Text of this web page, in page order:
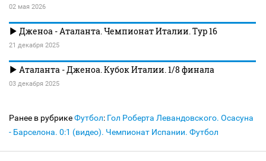
02 мая 2026
Дженоа - Аталанта. Чемпионат Италии. Тур 16
21 декабря 2025
Аталанта - Дженоа. Кубок Италии. 1/8 финала
03 декабря 2025
Ранее в рубрикеФутбол: Гол Роберта Левандовского. Осасуна
- Барселона. 0:1 (видео). Чемпионат Испании. Футбол